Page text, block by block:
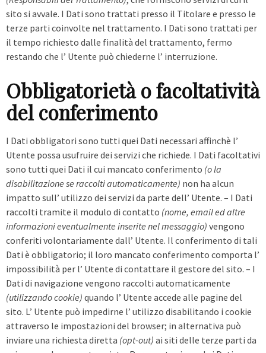
sito si avvale. I Dati sono trattati presso il Titolare e presso le
terze parti coinvolte nel trattamento. I Dati sono trattati per
il tempo richiesto dalle finalità del trattamento, fermo
restando che l’ Utente può chiederne l’ interruzione.
Obbligatorietà o facoltatività
del conferimento
I Dati obbligatori sono tutti quei Dati necessari affinchè l’
Utente possa usufruire dei servizi che richiede. I Dati facoltativi
sono tutti quei Dati il cui mancato conferimento (o la
disabilitazione se raccolti automaticamente) non ha alcun
impatto sull’ utilizzo dei servizi da parte dell’ Utente. – I Dati
raccolti tramite il modulo di contatto (nome, email ed altre
informazioni eventualmente inserite nel messaggio) vengono
conferiti volontariamente dall’ Utente. Il conferimento di tali
Dati è obbligatorio; il loro mancato conferimento comporta l’
impossibilità per l’ Utente di contattare il gestore del sito. – I
Dati di navigazione vengono raccolti automaticamente
(utilizzando cookie) quando l’ Utente accede alle pagine del
sito. L’ Utente può impedirne l’ utilizzo disabilitando i cookie
attraverso le impostazioni del browser; in alternativa può
inviare una richiesta diretta (opt-out) ai siti delle terze parti da